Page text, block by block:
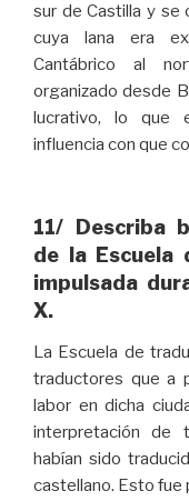
sur de Castilla y se
cuya lana era
Cantábrico al
organizado desde
lucrativo, lo que
influencia con que
11/ Describa
de la Escuela
impulsada
X.
La Escuela de
traductores que a
labor en dicha
interpretación de
habían sido
castellano. Esto fue